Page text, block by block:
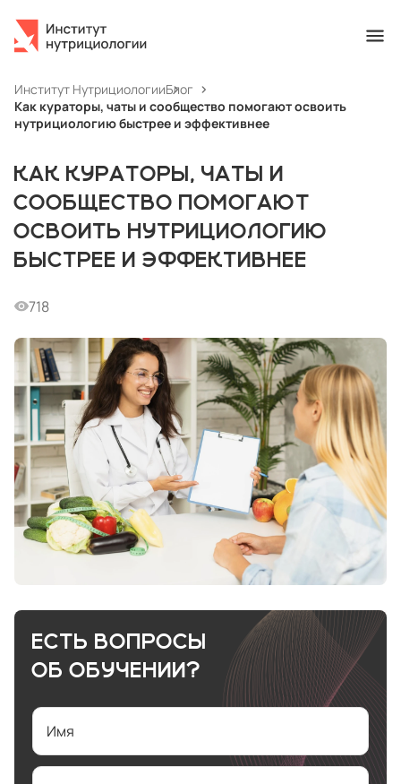
Институт НутрициологииБлог
Как кураторы, чаты и сообщество помогают освоить
нутрициологию быстрее и эффективнее
КАК КУРАТОРЫ, ЧАТЫ И
СООБЩЕСТВО ПОМОГАЮТ
ОСВОИТЬ НУТРИЦИОЛОГИЮ
БЫСТРЕЕ И ЭФФЕКТИВНЕЕ
718
ЕСТЬ ВОПРОСЫ
ОБ ОБУЧЕНИИ?
Имя